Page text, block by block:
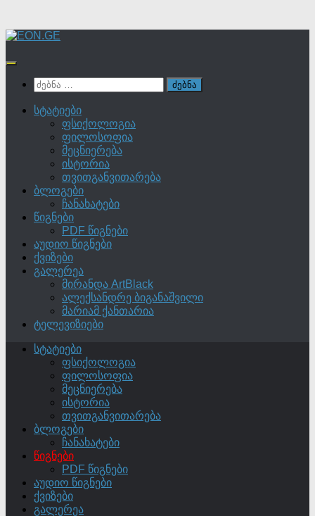
Skip
content
ძებნა:
სტატიები
ფსიქოლოგია
ფილოსოფია
მეცნიერება
ისტორია
თვითგანვითარება
ბლოგები
ჩანახატები
წიგნები
PDF წიგნები
აუდიო წიგნები
ქვიზები
გალერეა
მირანდა ArtBlack
ალექსანდრე ბიგანაშვილი
მარიამ ქანთარია
ტელევიზიები
სტატიები
ფსიქოლოგია
ფილოსოფია
მეცნიერება
ისტორია
თვითგანვითარება
ბლოგები
ჩანახატები
წიგნები
PDF წიგნები
აუდიო წიგნები
ქვიზები
გალერეა